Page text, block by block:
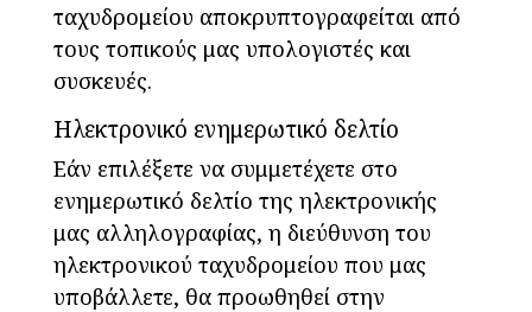
ταχυδρομείου αποκρυπτογραφείται από
τους τοπικούς μας υπολογιστές και
συσκευές.
Ηλεκτρονικό ενημερωτικό δελτίο
Εάν επιλέξετε να συμμετέχετε στο
ενημερωτικό δελτίο της ηλεκτρονικής
μας αλληλογραφίας, η διεύθυνση του
ηλεκτρονικού ταχυδρομείου που μας
υποβάλλετε, θα προωθηθεί στην